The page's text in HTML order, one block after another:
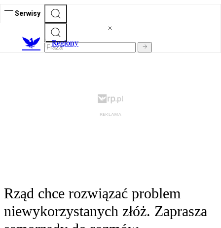
Serwisy
Regiony
Rząd chce rozwiązać problem
niewykorzystanych złóż. Zaprasza